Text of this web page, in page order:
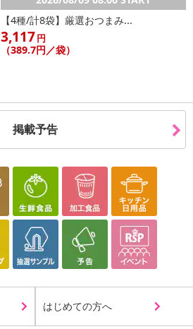
【4種/計8袋】厳選おつまみ...
3,117円
（389.7円／袋）
掲載予告
はじめての方へ